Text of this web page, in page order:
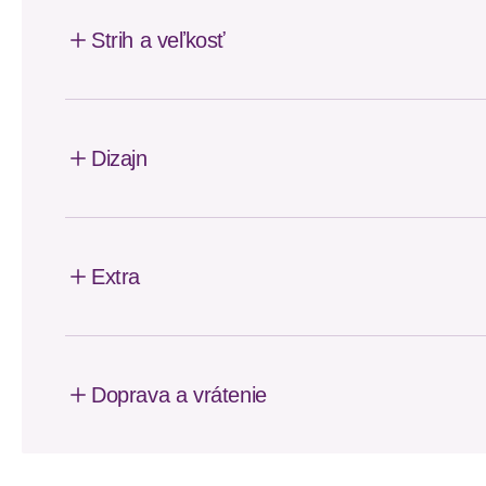
Strih a veľkosť
Dizajn
Extra
Doprava a vrátenie